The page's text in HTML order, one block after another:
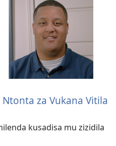
za Vukana Vitila
kusadisa mu zizidila